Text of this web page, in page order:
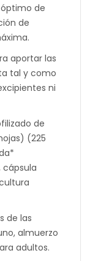
de
de
aportar las
tal y como
ni
de
(225
cápsula
de las
almuerzo
adultos.